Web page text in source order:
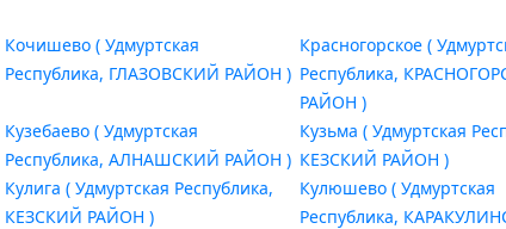
Кочишево ( Удмуртская
Республика, ГЛАЗОВСКИЙ РАЙОН )
Красногорское (
Республика,
РАЙОН )
Кузебаево ( Удмуртская
Республика, АЛНАШСКИЙ РАЙОН )
Кузьма ( Удмуртская
КЕЗСКИЙ РАЙОН )
Кулига ( Удмуртская Республика,
КЕЗСКИЙ РАЙОН )
Кулюшево ( Удмуртская
Республика,